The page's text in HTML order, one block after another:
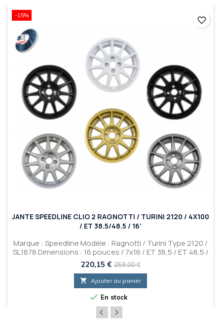
-15%
JANTE SPEEDLINE CLIO 2 RAGNOTTI / TURINI 2120 / 4X100
/ ET 38.5/48.5 / 16'
Marque : Speedline Modèle : Ragnotti / Turini Type 2120 /
SL1878 Dimensions : 16 pouces / 7x16 / ET 38,5 / ET 48,5 /
4x100 Couleurs : White-Blanc / Anthracite / Silver-Argent
/ Gold-Or / Black-Noir Mat / Black-Noir Brillant
Prix
220,15 € Prix
de
base
259,00 €
 Ajouter au panier
 En stock
favorite_border